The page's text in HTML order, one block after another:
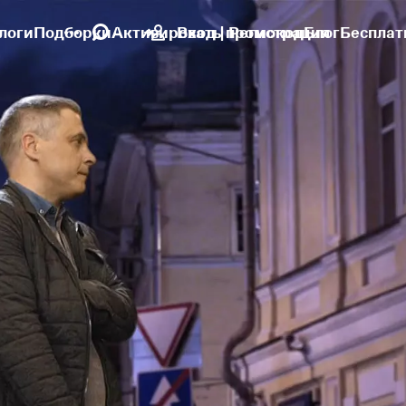
ПодборкиАктивировать промокодБлог
Вход | Регистрация